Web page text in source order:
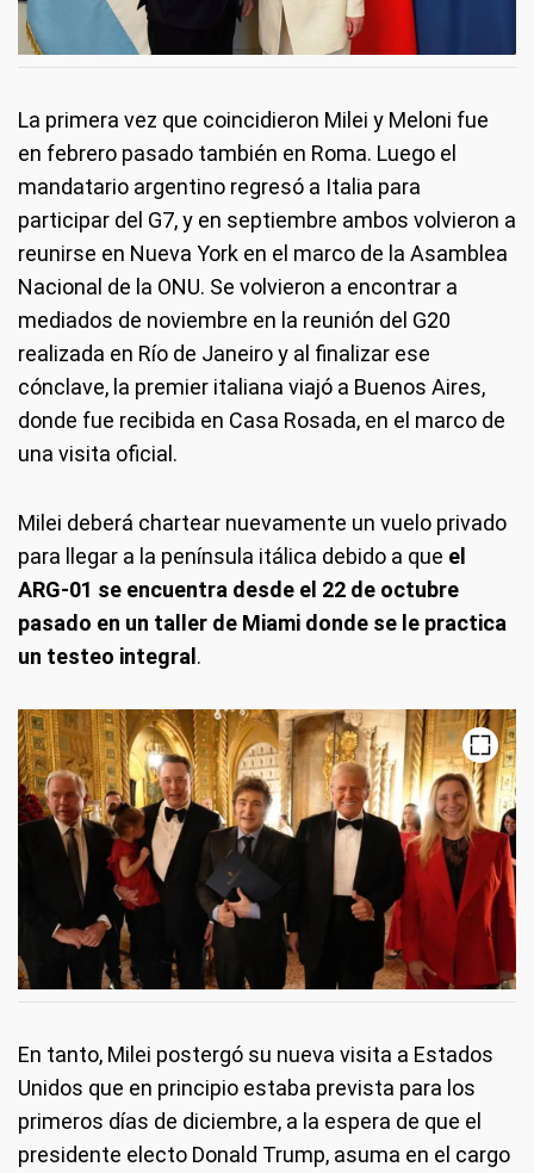
La primera vez que coincidieron Milei y Meloni fue
en febrero pasado también en Roma. Luego el
mandatario argentino regresó a Italia para
participar del G7, y en septiembre ambos volvieron a
reunirse en Nueva York en el marco de la Asamblea
Nacional de la ONU. Se volvieron a encontrar a
mediados de noviembre en la reunión del G20
realizada en Río de Janeiro y al finalizar ese
cónclave, la premier italiana viajó a Buenos Aires,
donde fue recibida en Casa Rosada, en el marco de
una visita oficial.
Milei deberá chartear nuevamente un vuelo privado
para llegar a la península itálica debido a que el
ARG-01 se encuentra desde el 22 de octubre
pasado en un taller de Miami donde se le practica
un testeo integral.
En tanto, Milei postergó su nueva visita a Estados
Unidos que en principio estaba prevista para los
primeros días de diciembre, a la espera de que el
presidente electo Donald Trump, asuma en el cargo